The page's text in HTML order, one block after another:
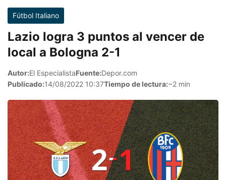
Fútbol Italiano
Lazio logra 3 puntos al vencer de
local a Bologna 2-1
Autor:El EspecialistaFuente:Depor.com
Publicado:14/08/2022 10:37Tiempo de lectura:~2 min